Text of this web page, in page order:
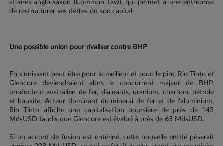
affaires anglo-saxon (Common Law), qui permet à une entreprise
de restructurer ses dettes ou son capital.
Une possible union pour rivaliser contre BHP
En s'unissant peut-être pour le meilleur et pour le pire, Rio Tinto et
Glencore deviendraient alors le concurrent majeur de BHP,
producteur australien de fer, diamants, uranium, charbon, pétrole
et bauxite. Acteur dominant du minerai de fer et de l'aluminium,
Rio Tinto affiche une capitalisation boursière de près de 143
MdsUSD tandis que Glencore est évalué à près de 65 MdsUSD.
Si un accord de fusion est entériné, cette nouvelle entité pèserait